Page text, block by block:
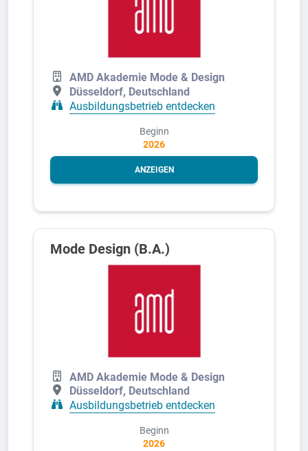
AMD Akademie Mode & Design
Düsseldorf, Deutschland
Ausbildungsbetrieb entdecken
Beginn
2026
ANZEIGEN
Mode Design (B.A.)
AMD Akademie Mode & Design
Düsseldorf, Deutschland
Ausbildungsbetrieb entdecken
Beginn
2026